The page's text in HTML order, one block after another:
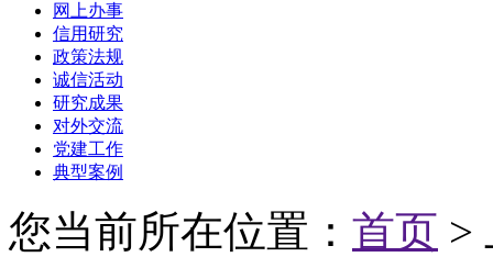
网上办事
信用研究
政策法规
诚信活动
研究成果
对外交流
党建工作
典型案例
您当前所在位置： 首页 >